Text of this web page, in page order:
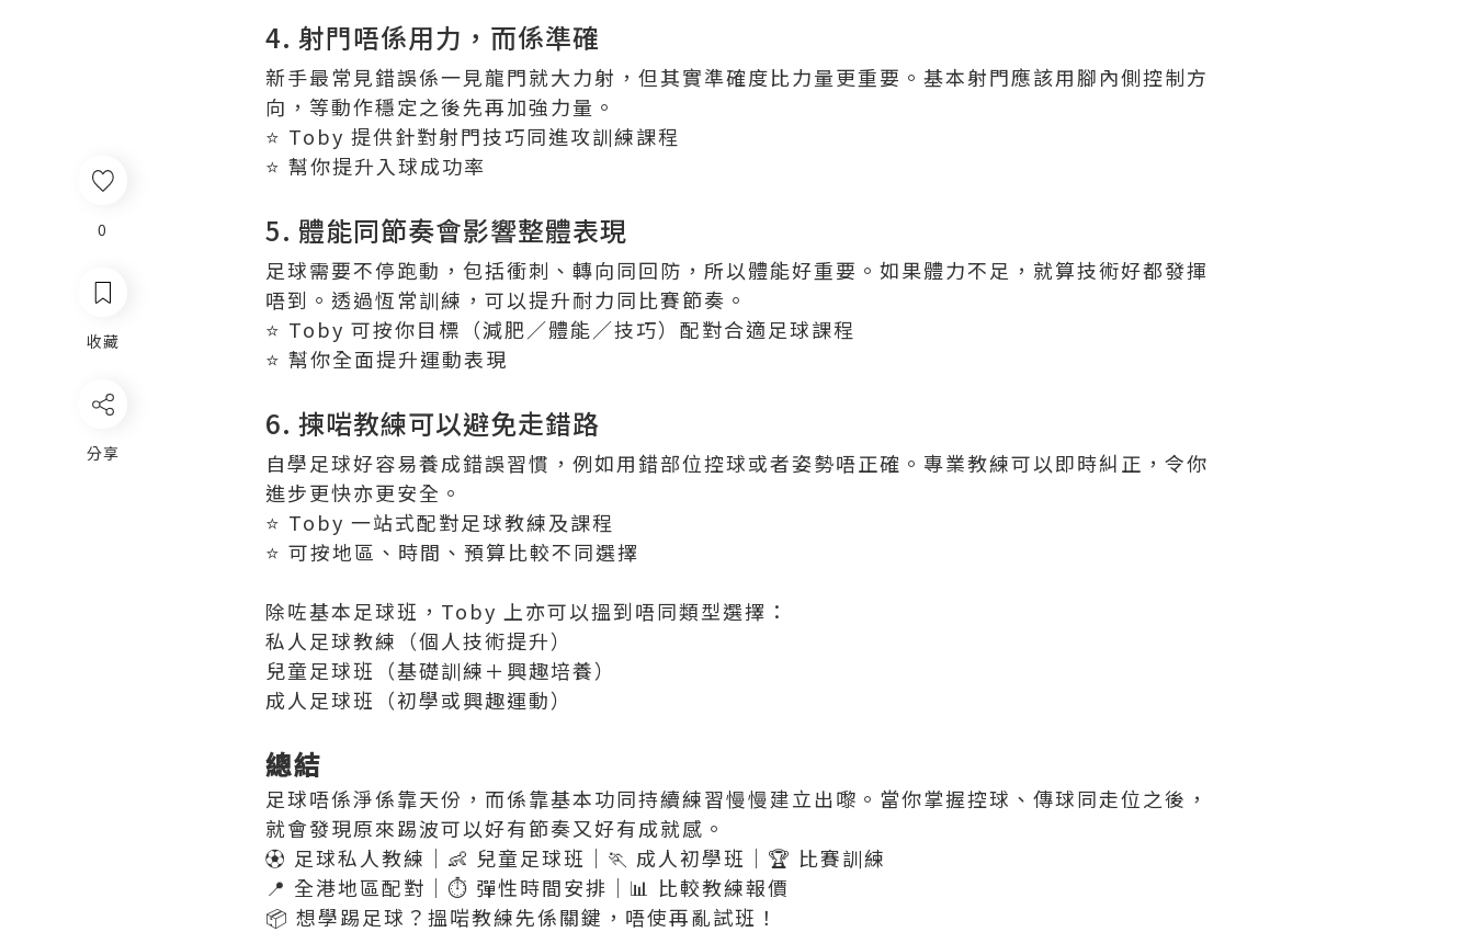
0
收藏
分享
4. 射門唔係用力，而係準確
新手最常見錯誤係一見龍門就大力射，但其實準確度比力量更重要。基本射門應該用腳內側控制方
向，等動作穩定之後先再加強力量。
⭐️ Toby 提供針對射門技巧同進攻訓練課程
⭐️ 幫你提升入球成功率
5. 體能同節奏會影響整體表現
足球需要不停跑動，包括衝刺、轉向同回防，所以體能好重要。如果體力不足，就算技術好都發揮
唔到。透過恆常訓練，可以提升耐力同比賽節奏。
⭐️ Toby 可按你目標（減肥／體能／技巧）配對合適足球課程
⭐️ 幫你全面提升運動表現
6. 揀啱教練可以避免走錯路
自學足球好容易養成錯誤習慣，例如用錯部位控球或者姿勢唔正確。專業教練可以即時糾正，令你
進步更快亦更安全。
⭐️ Toby 一站式配對足球教練及課程
⭐️ 可按地區、時間、預算比較不同選擇
除咗基本足球班，Toby 上亦可以搵到唔同類型選擇：
私人足球教練（個人技術提升）
兒童足球班（基礎訓練＋興趣培養）
成人足球班（初學或興趣運動）
總結
足球唔係淨係靠天份，而係靠基本功同持續練習慢慢建立出嚟。當你掌握控球、傳球同走位之後，
就會發現原來踢波可以好有節奏又好有成就感。
⚽️ 足球私人教練｜👶 兒童足球班｜🏃 成人初學班｜🏆 比賽訓練
📍 全港地區配對｜⏱ 彈性時間安排｜📊 比較教練報價
📦 想學踢足球？搵啱教練先係關鍵，唔使再亂試班！